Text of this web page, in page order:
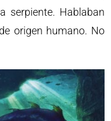
serpiente. Hablaban
origen humano. No